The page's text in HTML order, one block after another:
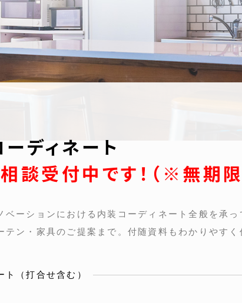
ディネート
談受付中です！（※無期限
ベーションにおける内装コーディネート全般を承っ
テン・家具のご提案まで。付随資料もわかりやすく
（打合せ含む）